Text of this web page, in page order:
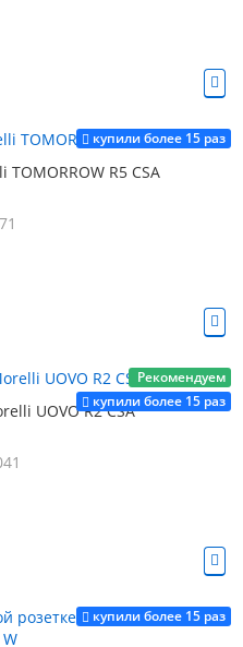
купили более 15 раз
R5 CSA
Рекомендуем
купили более 15 раз
UOVO R2 CSA
купили более 15 раз